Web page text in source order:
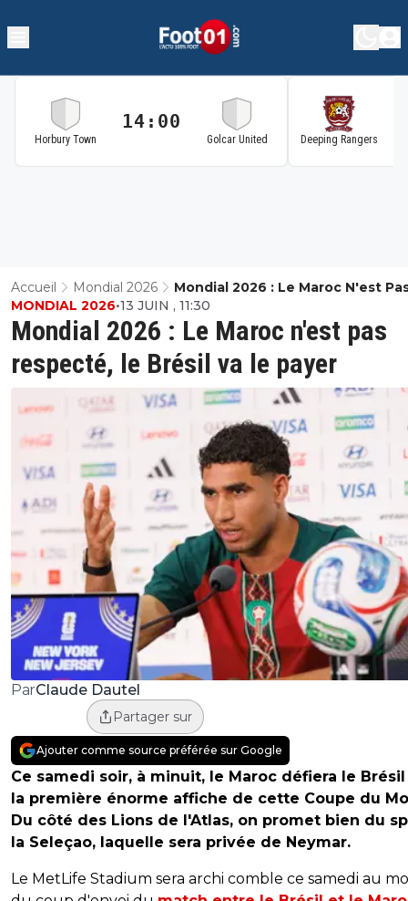
Horbury Town
14:00
Golcar United Deeping Rangers
Accueil Mondial 2026
Mondial 2026 : Le Maroc N'est
Respecté, Le Brésil Va Le Payer
Mondial 2026 : Le Maroc n'est pas
respecté, le Brésil va le payer
MONDIAL 2026•13 JUIN , 11:30
ParClaude Dautel
Partager sur
Ajouter comme source préférée sur Google
Ce samedi soir, à minuit, le Maroc défiera le
la première énorme affiche de cette Coupe du
Du côté des Lions de l'Atlas, on promet bien du
la Seleçao, laquelle sera privée de Neymar.
Le MetLife Stadium sera archi comble ce samedi au